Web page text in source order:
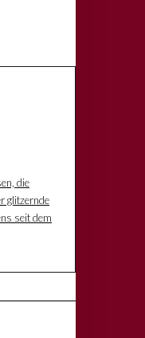
die
glitzernde
seit dem